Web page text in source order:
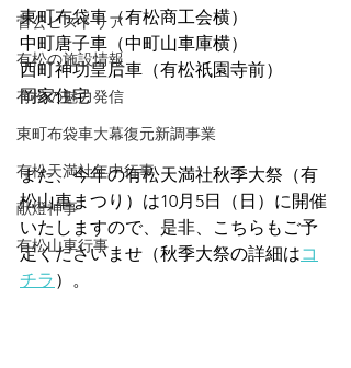
菅公ヒストリア
有松の施設情報
有松の魅力発信
東町布袋車大幕復元新調事業
有松天満社年中行事
献燈神事
有松山車行事
東町布袋車（有松商工会横）
中町唐子車（中町山車庫横）
西町神功皇后車（有松祇園寺前）
岡家住宅
また、今年の有松天満社秋季大祭（有
松山車まつり）は10月5日（日）に開催
いたしますので、是非、こちらもご予
定くださいませ（秋季大祭の詳細はコ
チラ ）。